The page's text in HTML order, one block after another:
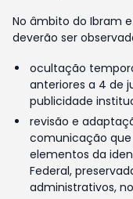
No âmbito do Ibram
deverão ser
ocultação
anteriores a 4 de
publicidade
revisão e
comunicação
elementos da
Federal,
administrativos,